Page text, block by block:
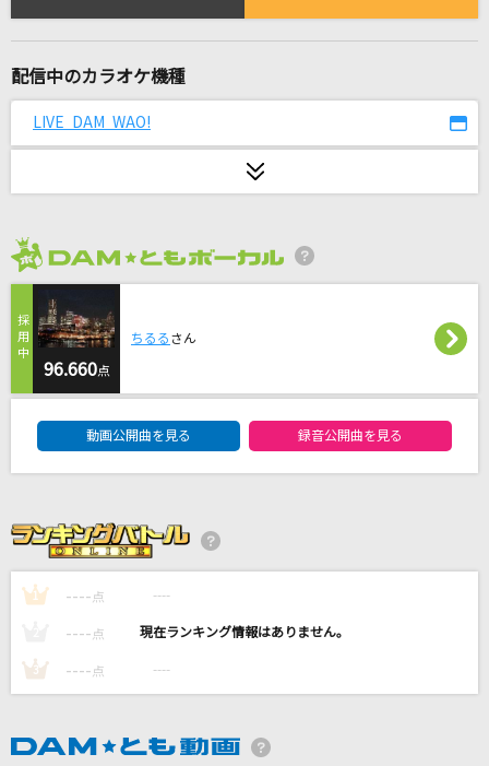
[生音]KissHug
夏祭り
野口五郎
BLOODY STREAM
[生音]ふたりごと
RADWIMPS
[生音]小さな恋のうた
MONGOL800
ホワイトノイズ
Official髭男dism
[生音]HANABI
配信中のカラオケ機種
LIVE DAM WAO!
96.660点
ちるる さん
動画公開曲を見る 録音公開曲を見る
1 ---- 点 ----
---- 点 ----
3 ---- 点 ----